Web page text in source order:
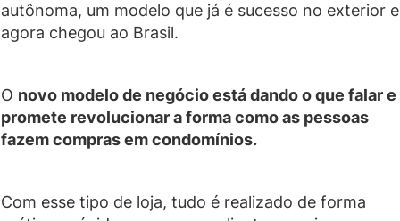
autônoma, um modelo que já é sucesso no exterior e
agora chegou ao Brasil.
O novo modelo de negócio está dando o que falar e
promete revolucionar a forma como as pessoas
fazem compras em condomínios.
Com esse tipo de loja, tudo é realizado de forma